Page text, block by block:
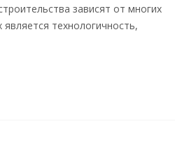
зависят от многих
технологичность,